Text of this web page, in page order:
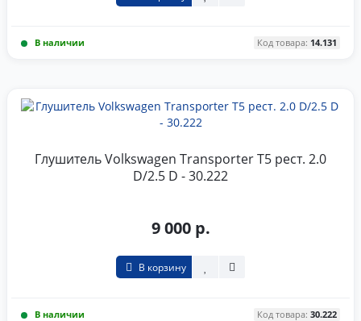
В наличии Код товара: 14.131
Глушитель Volkswagen Transporter T5 рест. 2.0
D/2.5 D - 30.222
9 000 р.
В корзину
В наличии Код товара: 30.222